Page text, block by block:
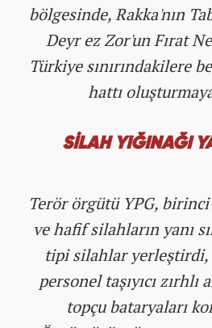
bölgesinde, Rakka'nın
Deyr ez Zor'un Fırat
Türkiye sınırındakilere
hattı
SİLAH YIĞINAĞI
Terör örgütü YPG,
ve hafif silahların yanı
tipi silahlar
personel taşıyıcı zırhlı
topçu bataryaları